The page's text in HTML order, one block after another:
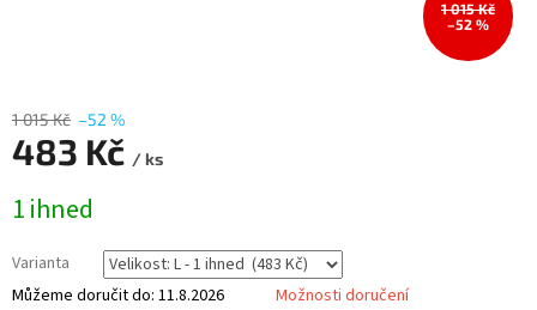
1 015 Kč
–52 %
1 015 Kč –52 %
483 Kč / ks
cena:
1 ihned
Varianta
Můžeme doručit do: 11.8.2026 Možnosti doručení